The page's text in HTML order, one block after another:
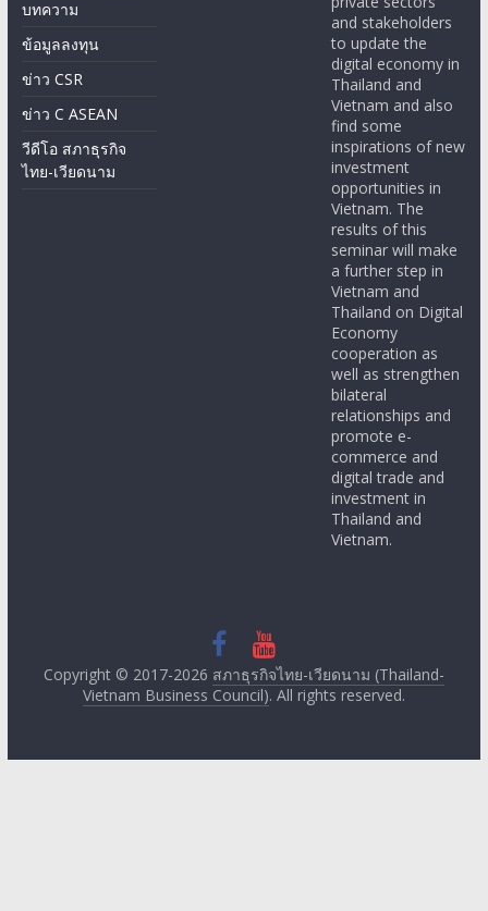
บทความ
ข้อมูลลงทุน
ข่าว CSR
ข่าว C ASEAN
วีดีโอ สภาธุรกิจ
ไทย-เวียดนาม
and stakeholders
to update the
digital economy in
Thailand and
Vietnam and also
find some
inspirations of new
investment
opportunities in
Vietnam. The
results of this
seminar will make
a further step in
Vietnam and
Thailand on Digital
Economy
cooperation as
well as strengthen
bilateral
relationships and
promote e-
commerce and
digital trade and
investment in
Thailand and
Vietnam.
Copyright © 2017-2026 สภาธุรกิจไทย-เวียดนาม (Thailand-
Vietnam Business Council). All rights reserved.